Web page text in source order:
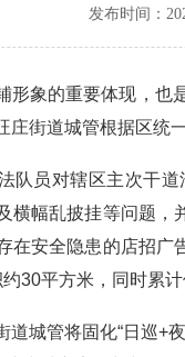
发布时间：
象的重要体现，也是
庄街道城管根据区统
员对辖区主次干道
横幅乱披挂等问题，
在安全隐患的店招广
30平方米，同时累
管将固化“日巡+夜